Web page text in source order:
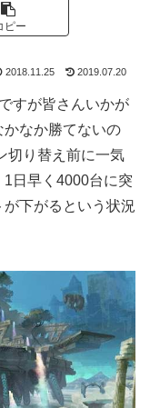
ピー
2018.11.25 2019.07.20
すが皆さんいかが
なか勝てないの
切り替え前に一気
日早く4000台に突
下がるという状況